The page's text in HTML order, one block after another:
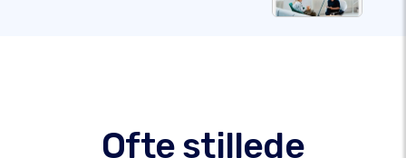
Ofte stillede